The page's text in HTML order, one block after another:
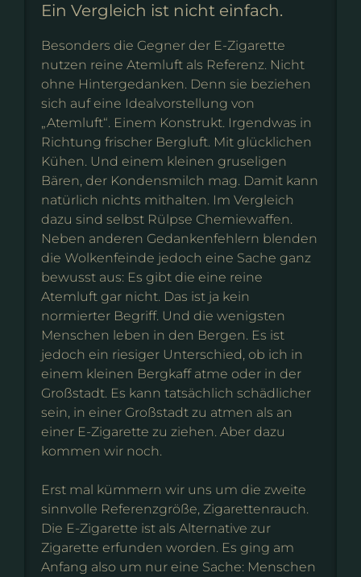
Ein Vergleich ist nicht einfach.
Besonders die Gegner der E-Zigarette
nutzen reine Atemluft als Referenz. Nicht
ohne Hintergedanken. Denn sie beziehen
sich auf eine Idealvorstellung von
„Atemluft“. Einem Konstrukt. Irgendwas in
Richtung frischer Bergluft. Mit glücklichen
Kühen. Und einem kleinen gruseligen
Bären, der Kondensmilch mag. Damit kann
natürlich nichts mithalten. Im Vergleich
dazu sind selbst Rülpse Chemiewaffen.
Neben anderen Gedankenfehlern blenden
die Wolkenfeinde jedoch eine Sache ganz
bewusst aus: Es gibt die eine reine
Atemluft gar nicht. Das ist ja kein
normierter Begriff. Und die wenigsten
Menschen leben in den Bergen. Es ist
jedoch ein riesiger Unterschied, ob ich in
einem kleinen Bergkaff atme oder in der
Großstadt. Es kann tatsächlich schädlicher
sein, in einer Großstadt zu atmen als an
einer E-Zigarette zu ziehen. Aber dazu
kommen wir noch.
Erst mal kümmern wir uns um die zweite
sinnvolle Referenzgröße, Zigarettenrauch.
Die E-Zigarette ist als Alternative zur
Zigarette erfunden worden. Es ging am
Anfang also um nur eine Sache: Menschen